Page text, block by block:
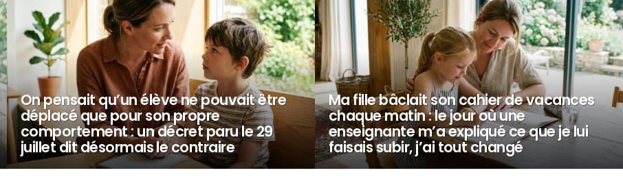
On pensait qu’un élève ne pouvait être
déplacé que pour son propre
comportement : un décret paru le 29
juillet dit désormais le contraire
Ma fille bâclait son cahier de vacances
chaque matin : le jour où une
enseignante m’a expliqué ce que je lui
faisais subir, j’ai tout changé